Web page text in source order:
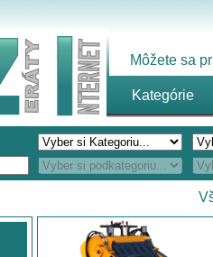
Môžete sa
Kategórie